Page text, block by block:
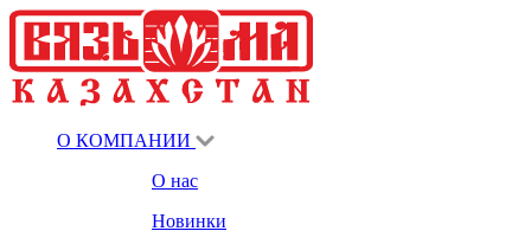
О КОМПАНИИ
О нас
Новинки